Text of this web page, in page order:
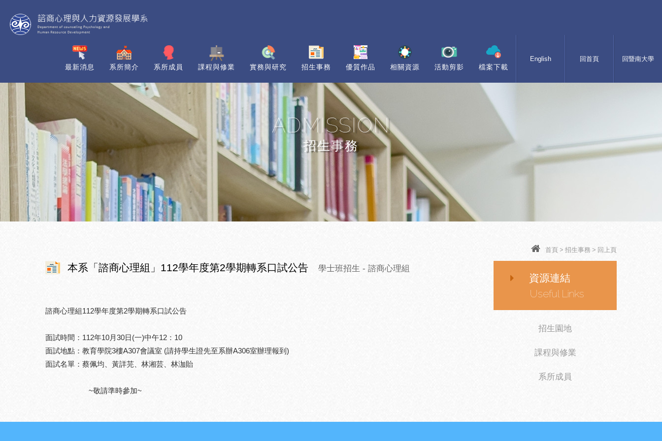
最新消息 系所簡介 系所成員 課程與修業 實務與研究 招生事務 優質作品 相關資源 活動剪影 檔案下載
English 回首頁 回暨南大學
ADMISSION
招生事務
首頁 > 招生事務 > 回上頁
本系「諮商心理組」112學年度第2學期轉系口試公告 學士班招生 - 諮商心理組
諮商心理組112學年度第2學期轉系口試公告
面試時間：112年10月30日(一)中午12：10
面試地點：教育學院3樓A307會議室 (請持學生證先至系辦A306室辦理報到)
面試名單：蔡佩均、黃詳芫、林湘芸、林泇貽
~敬請準時參加~
資源連結
Useful Links
招生園地
課程與修業
系所成員